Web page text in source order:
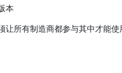
本
让所有制造商都参与其中才能